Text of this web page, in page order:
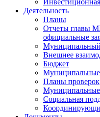
Инвестиционная
Деятельность
Планы
Отчеты главы
официальные
Муниципальный
Внешнее
Бюджет
Планы проверок
Муниципальные
Социальная